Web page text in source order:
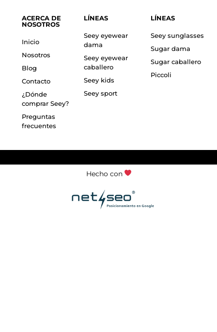
ACERCA DE
NOSOTROS
Inicio
Nosotros
Blog
Contacto
¿Dónde
comprar Seey?
Preguntas
frecuentes
LÍNEAS
Seey eyewear
dama
Seey eyewear
caballero
Seey kids
Seey sport
LÍNEAS
Seey sunglasses
Sugar dama
Sugar caballero
Piccoli
Hecho con